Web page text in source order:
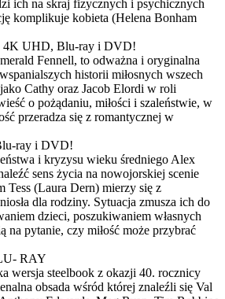
ich na skraj fizycznych i psychicznych
komplikuje kobieta (Helena Bonham
4K UHD, Blu-ray i DVD!
Fennell, to odważna i oryginalna
historii miłosnych wszech
Cathy oraz Jacob Elordi w roli
o pożądaniu, miłości i szaleństwie, w
przeradza się z romantycznej w
ray i DVD!
i kryzysu wieku średniego Alex
sens życia na nowojorskiej scenie
Tess (Laura Dern) mierzy się z
dla rodziny. Sytuacja zmusza ich do
dzieci, poszukiwaniem własnych
na pytanie, czy miłość może przybrać
RAY
wersja steelbook z okazji 40. rocznicy
obsada wśród której znaleźli się Val